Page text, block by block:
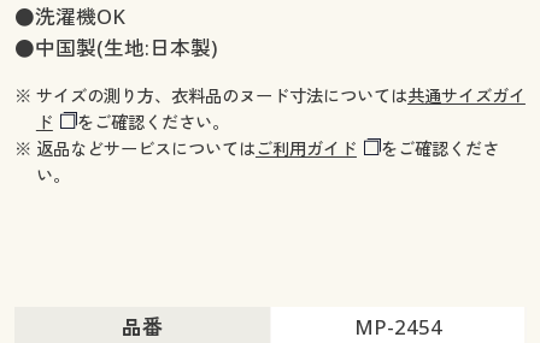
●洗濯機OK
●中国製(生地:日本製)
※ サイズの測り方、衣料品のヌード寸法については共通サイズガイ
ド
をご確認ください。
※ 返品などサービスについてはご利用ガイド
をご確認くださ
い。
品番 MP-2454